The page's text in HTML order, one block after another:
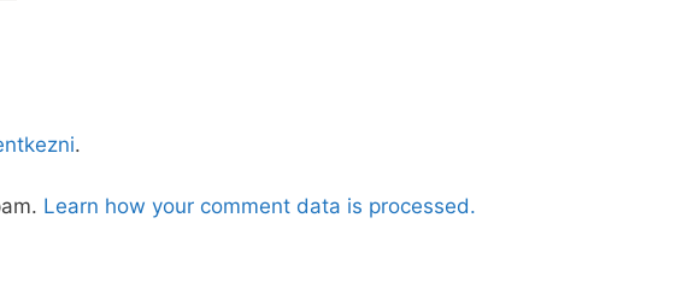
.
Learn how your comment data is processed.